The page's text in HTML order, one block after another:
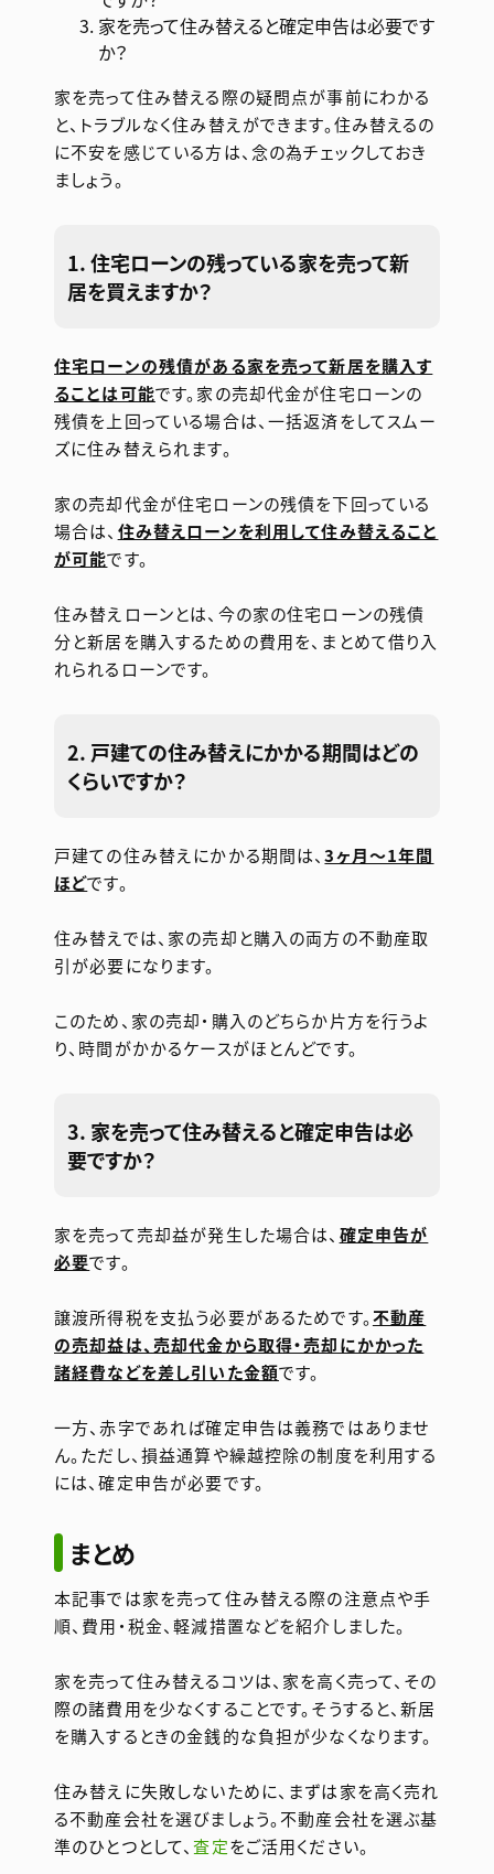
家を売って住み替えると確定申告は必要です
か？
家を売って住み替える際の疑問点が事前にわかる
と、トラブルなく住み替えができます。住み替えるの
に不安を感じている方は、念の為チェックしておき
ましょう。
1. 住宅ローンの残っている家を売って新
居を買えますか？
住宅ローンの残債がある家を売って新居を購入す
ることは可能です。家の売却代金が住宅ローンの
残債を上回っている場合は、一括返済をしてスムー
ズに住み替えられます。
家の売却代金が住宅ローンの残債を下回っている
場合は、 住み替えローンを利用して住み替えること
が可能です。
住み替えローンとは、今の家の住宅ローンの残債
分と新居を購入するための費用を、まとめて借り入
れられるローンです。
2. 戸建ての住み替えにかかる期間はどの
くらいですか？
戸建ての住み替えにかかる期間は、3ヶ月〜1年間
ほどです。
住み替えでは、家の売却と購入の両方の不動産取
引が必要になります。
このため、家の売却・購入のどちらか片方を行うよ
り、時間がかかるケースがほとんどです。
3. 家を売って住み替えると確定申告は必
要ですか？
家を売って売却益が発生した場合は、 確定申告が
必要です。
譲渡所得税を支払う必要があるためです。不動産
の売却益は、売却代金から取得・売却にかかった
諸経費などを差し引いた金額です。
一方、赤字であれば確定申告は義務ではありませ
ん。ただし、損益通算や繰越控除の制度を利用する
には、確定申告が必要です。
まとめ
本記事では家を売って住み替える際の注意点や手
順、費用・税金、軽減措置などを紹介しました。
家を売って住み替えるコツは、家を高く売って、その
際の諸費用を少なくすることです。そうすると、新居
を購入するときの金銭的な負担が少なくなります。
住み替えに失敗しないために、まずは家を高く売れ
る不動産会社を選びましょう。不動産会社を選ぶ基
準のひとつとして、査定をご活用ください。